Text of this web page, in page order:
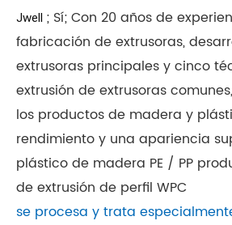
Jwell ; Sí; Con 20 años de
fabricación de extrusoras,
extrusoras principales y cinco
extrusión de extrusoras
los productos de madera y
rendimiento y una apariencia
plástico de madera PE / PP
de extrusión de perfil WPC
se procesa y trata